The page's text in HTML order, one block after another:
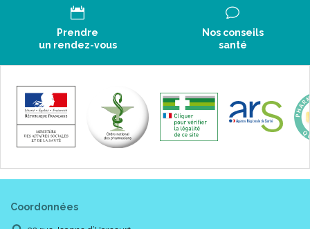
Prendre
un rendez-vous
Nos conseils
santé
Coordonnées